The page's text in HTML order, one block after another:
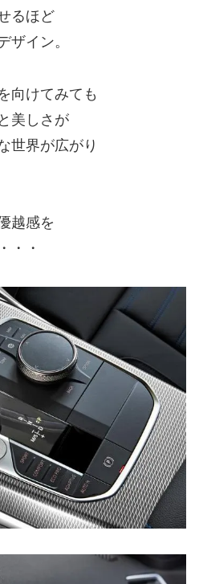
るほど
ザイン。
向けてみても
美しさが
世界が広がり
越感を
・・